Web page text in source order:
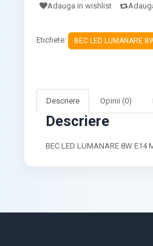
Adauga in wishlist
Etichete: BEC LED LUMANARE
Descriere Opinii (0)
Descriere
BEC LED LUMANARE 8W E14